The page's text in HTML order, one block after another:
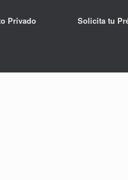
Privado Solicita tu